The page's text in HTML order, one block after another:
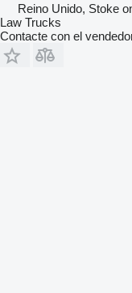
Reino Unido, Stoke
Law Trucks
Contacte con el